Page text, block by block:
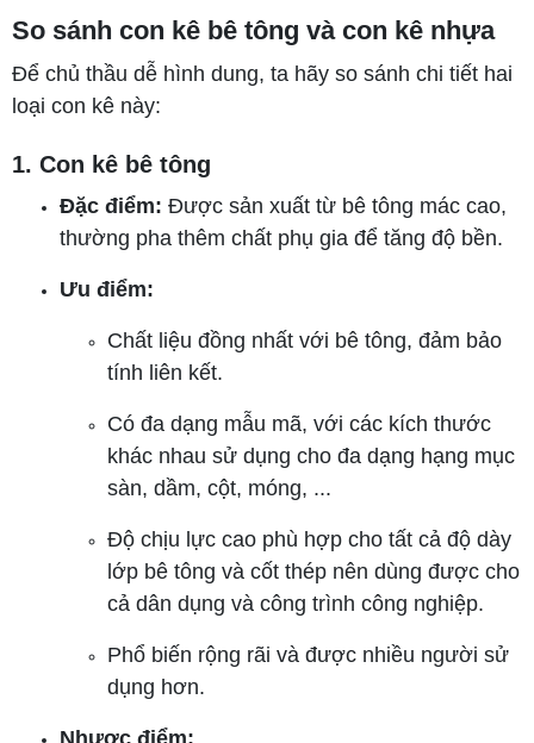
So sánh con kê bê tông và con kê nhựa
Để chủ thầu dễ hình dung, ta hãy so sánh chi tiết hai
loại con kê này:
1. Con kê bê tông
Đặc điểm: Được sản xuất từ bê tông mác cao,
thường pha thêm chất phụ gia để tăng độ bền.
Ưu điểm:
Chất liệu đồng nhất với bê tông, đảm bảo
tính liên kết.
Có đa dạng mẫu mã, với các kích thước
khác nhau sử dụng cho đa dạng hạng mục
sàn, dầm, cột, móng, ...
Độ chịu lực cao phù hợp cho tất cả độ dày
lớp bê tông và cốt thép nên dùng được cho
cả dân dụng và công trình công nghiệp.
Phổ biến rộng rãi và được nhiều người sử
dụng hơn.
Nhược điểm: